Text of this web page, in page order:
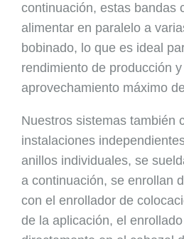
continuación, estas bandas
alimentar en paralelo a
bobinado, lo que es ideal
rendimiento de producción y
aprovechamiento máximo
Nuestros sistemas también
instalaciones
anillos individuales, se
a continuación, se enrollan
con el enrollador de
de la aplicación, el